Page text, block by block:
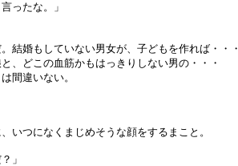
ったな。」
結婚もしていない男女が、子どもを作れば・・・
、どこの血筋かもはっきりしない男の・・・
間違いない。
いつになくまじめそうな顔をするまこと。
」